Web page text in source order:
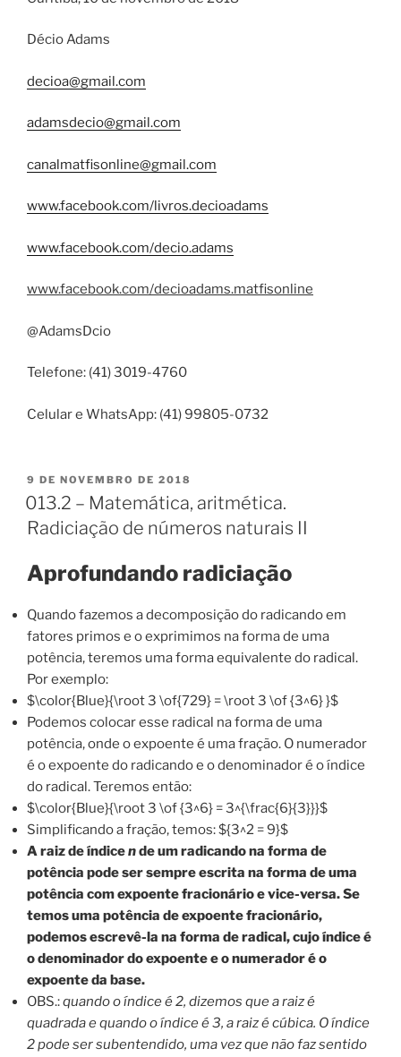
Décio Adams
decioa@gmail.com
adamsdecio@gmail.com
canalmatfisonline@gmail.com
www.facebook.com/livros.decioadams
www.facebook.com/decio.adams
www.facebook.com/decioadams.matfisonline
@AdamsDcio
Telefone: (41) 3019-4760
Celular e WhatsApp: (41) 99805-0732
PUBLICADO
EM
9 DE NOVEMBRO DE 2018
013.2 – Matemática, aritmética.
Radiciação de números naturais II
Aprofundando radiciação
Quando fazemos a decomposição do radicando em
fatores primos e o exprimimos na forma de uma
potência, teremos uma forma equivalente do radical.
Por exemplo:
$\color{Blue}{\root 3 \of{729} = \root 3 \of {3^6} }$
Podemos colocar esse radical na forma de uma
potência, onde o expoente é uma fração. O numerador
é o expoente do radicando e o denominador é o índice
do radical. Teremos então:
$\color{Blue}{\root 3 \of {3^6} = 3^{\frac{6}{3}}}$
Simplificando a fração, temos: ${3^2 = 9}$
A raiz de índicende um radicando na forma de
potência pode ser sempre escrita na forma de uma
potência com expoente fracionário e vice-versa. Se
temos uma potência de expoente fracionário,
podemos escrevê-la na forma de radical, cujo índice é
o denominador do expoente e o numerador é o
expoente da base.
OBS.:quando o índice é 2, dizemos que a raiz é
quadrada e quando o índice é 3, a raiz é cúbica. O índice
2 pode ser subentendido, uma vez que não faz sentido